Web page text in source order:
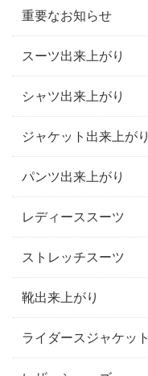
重要なお知らせ
スーツ出来上がり
シャツ出来上がり
ジャケット出来上がり
パンツ出来上がり
レディーススーツ
ストレッチスーツ
靴出来上がり
ライダースジャケット